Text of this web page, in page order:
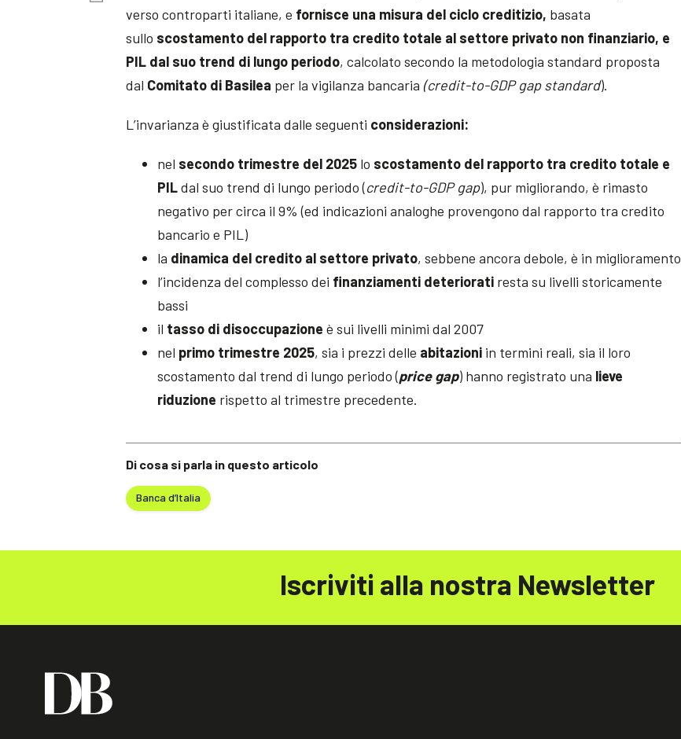
Di cosa si parla in questo articolo
Banca d’Italia
verso controparti italiane, e fornisce una misura del ciclo creditizio, basata
sullo scostamento del rapporto tra credito totale al settore privato non finanziario, e
PIL dal suo trend di lungo periodo, calcolato secondo la metodologia standard proposta
dal Comitato di Basilea per la vigilanza bancaria(credit-to-GDP gap standard).
L’invarianza è giustificata dalle seguenti considerazioni:
nel secondo trimestre del 2025 lo scostamento del rapporto tra credito totale e
PILdal suo trend di lungo periodo (credit-to-GDP gap), pur migliorando, è rimasto
negativo per circa il 9% (ed indicazioni analoghe provengono dal rapporto tra credito
bancario e PIL)
la dinamica del credito al settore privato, sebbene ancora debole, è in miglioramento
l’incidenza del complesso dei finanziamenti deteriorati resta su livelli storicamente
bassi
il tasso di disoccupazioneè sui livelli minimi dal 2007
nel primo trimestre 2025, sia i prezzi delle abitazioni in termini reali, sia il loro
scostamento dal trend di lungo periodo (price gap) hanno registrato una lieve
riduzione rispetto al trimestre precedente.
Iscriviti alla nostra Newsletter